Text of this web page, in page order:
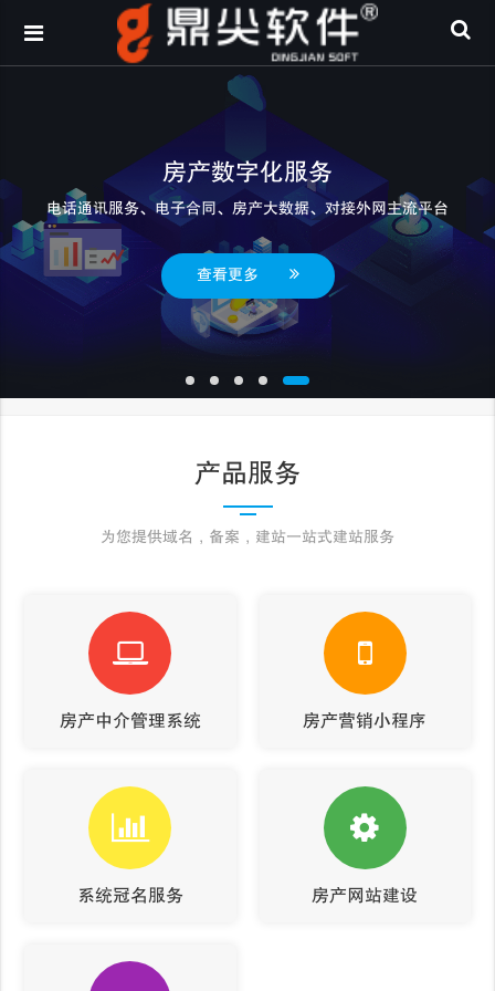
房产数字化服务
电话通讯服务、电子合同、房产大数据、对接外网主流平台
查看更多
产品服务
为您提供域名，备案，建站一站式建站服务
房产中介管理系统 房产营销小程序
系统冠名服务 房产网站建设